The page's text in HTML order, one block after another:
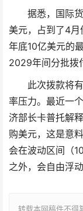
据悉，国际
美元，占到了4
年底10亿美元的
2029年间分批拨
此次拨款将
率压力。最近一
济部长卡普托解
购美元，这是意
会在波动区间（
之外，会自由浮
转载本网稿件不得